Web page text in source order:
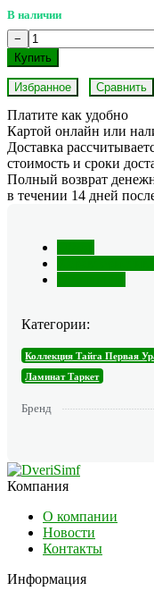
В наличии
Избранное Сравнить
Платите как удобно
Картой онлайн или
Доставка
стоимость и сроки
Полный возврат
в течении 14 дней
Категории:
Коллекция Тайга Первая
Ламинат Таркет
Бренд
Компания
О компании
Новости
Контакты
Информация